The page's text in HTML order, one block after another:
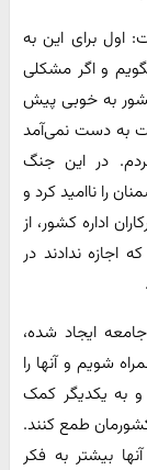
اول برای این به
و اگر مشکلی
به خوبی پیش
به دست نمی‌آمد
در این جنگ
را ناامید کرد و
اداره کشور، از
اجازه ندادند در
ایجاد شده،
شویم و آنها را
و به یکدیگر کمک
طمع کنند.
بیشتر به فکر